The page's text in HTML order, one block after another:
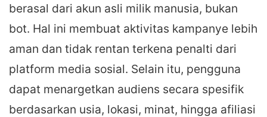
berasal dari akun asli milik manusia, bukan
bot. Hal ini membuat aktivitas kampanye lebih
aman dan tidak rentan terkena penalti dari
platform media sosial. Selain itu, pengguna
dapat menargetkan audiens secara spesifik
berdasarkan usia, lokasi, minat, hingga afiliasi